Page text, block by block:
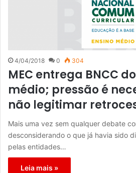
4/04/2018 0 304
MEC entrega BNCC
médio; pressão é
não legitimar
Mais uma vez sem qualquer debate
desconsiderando o que já havia sido
pelas entidades…
Leia mais »